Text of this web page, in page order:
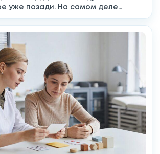
уже позади. На самом деле